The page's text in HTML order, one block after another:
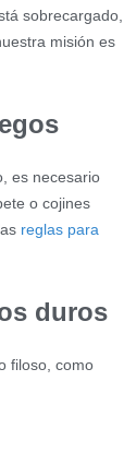
sobrecargado,
misión es
es necesario
o cojines
reglas para
duros
filoso, como